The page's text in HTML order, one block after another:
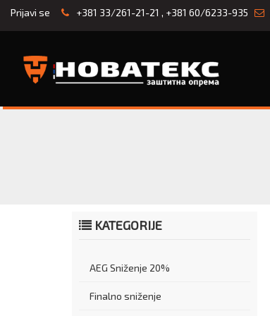
Prijavi se +381 33/261-21-21 , +381 60/6233-935
KATEGORIJE
AEG Sniženje 20%
Finalno sniženje